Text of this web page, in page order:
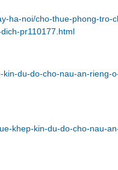
ha-noi/cho-thue-phong-tro-
pr110177.html
du-do-cho-nau-an-rieng-
khep-kin-du-do-cho-nau-